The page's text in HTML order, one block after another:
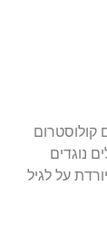
קולוסטרום
נוגדים
על לגיל